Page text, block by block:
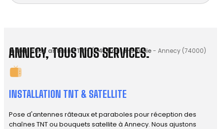
Installation antenne TV -(74) Haute-Savoie- Annecy (74000)
ANNECY, TOUS NOS SERVICES.
INSTALLATION TNT & SATELLITE
Pose d'antennes râteaux et paraboles pour réception des
chaînes TNT ou bouquets satellite à Annecy. Nous ajustons